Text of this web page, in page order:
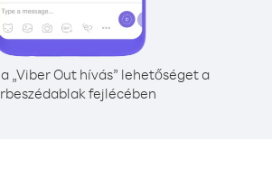
„Viber Out hívás” lehetőséget a
fejlécében